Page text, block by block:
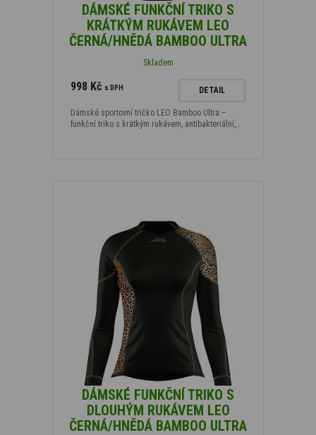
DÁMSKÉ FUNKČNÍ TRIKO S
KRÁTKÝM RUKÁVEM LEO
ČERNÁ/HNĚDÁ BAMBOO ULTRA
Skladem
998 Kč s DPH DETAIL
Dámské sportovní tričko LEO Bamboo Ultra –
funkční triko s krátkým rukávem, antibakteriální,…
DÁMSKÉ FUNKČNÍ TRIKO S
DLOUHÝM RUKÁVEM LEO
ČERNÁ/HNĚDÁ BAMBOO ULTRA